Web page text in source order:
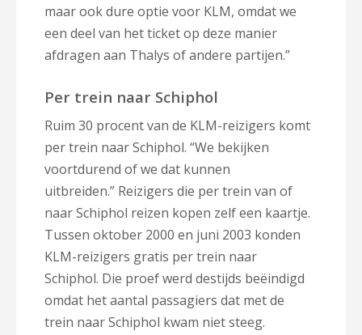
maar ook dure optie voor KLM, omdat we
een deel van het ticket op deze manier
afdragen aan Thalys of andere partijen.”
Per trein naar Schiphol
Ruim 30 procent van de KLM-reizigers komt
per trein naar Schiphol. “We bekijken
voortdurend of we dat kunnen
uitbreiden.” Reizigers die per trein van of
naar Schiphol reizen kopen zelf een kaartje.
Tussen oktober 2000 en juni 2003 konden
KLM-reizigers gratis per trein naar
Schiphol. Die proef werd destijds beëindigd
omdat het aantal passagiers dat met de
trein naar Schiphol kwam niet steeg.